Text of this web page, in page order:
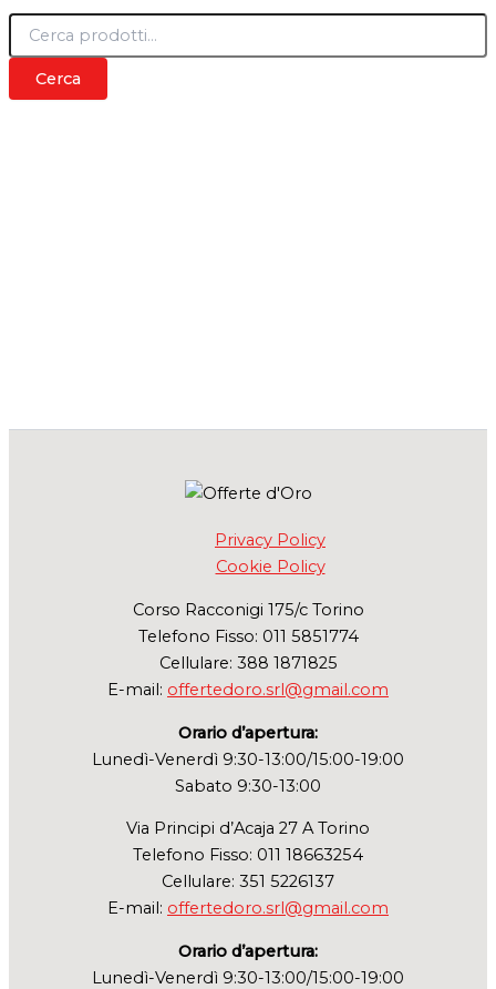
C
r
Cerca
Privacy Policy
Cookie Policy
Corso Racconigi 175/c Torino
Telefono Fisso: 011 5851774
Cellulare: 388 1871825
E-mail: offertedoro.srl@gmail.com
Orario d’apertura:
Lunedì-Venerdì 9:30-13:00/15:00-19:00
Sabato 9:30-13:00
Via Principi d’Acaja 27 A Torino
Telefono Fisso: 011 18663254
Cellulare: 351 5226137
E-mail: offertedoro.srl@gmail.com
Orario d’apertura:
Lunedì-Venerdì 9:30-13:00/15:00-19:00